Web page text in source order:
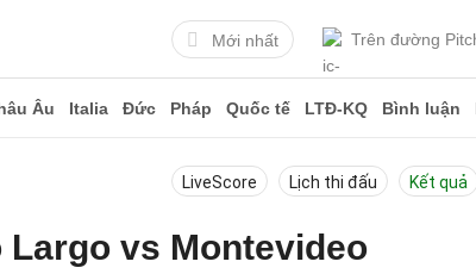
Mới nhất Trên đường
Âu Italia Đức Pháp Quốc tế LTĐ-KQ Bình luận
LiveScore Lịch thi đấu Kết quả
vs Montevideo